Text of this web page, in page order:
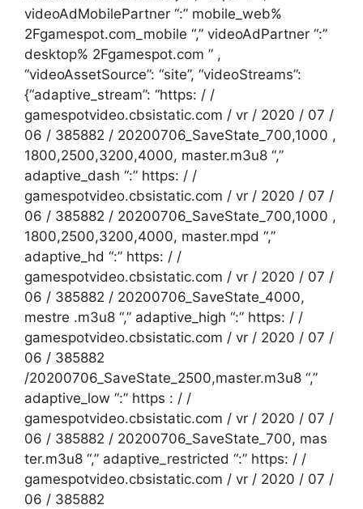
videoAdMobilePartner “:” mobile_web%
2Fgamespot.com_mobile “,” videoAdPartner “:”
desktop% 2Fgamespot.com ” ,
“videoAssetSource”: “site”, “videoStreams”:
{“adaptive_stream”: “https: / /
gamespotvideo.cbsistatic.com / vr / 2020 / 07 /
06 / 385882 / 20200706_SaveState_700,1000 ,
1800,2500,3200,4000, master.m3u8 “,”
adaptive_dash “:” https: / /
gamespotvideo.cbsistatic.com / vr / 2020 / 07 /
06 / 385882 / 20200706_SaveState_700,1000 ,
1800,2500,3200,4000, master.mpd “,”
adaptive_hd “:” https: / /
gamespotvideo.cbsistatic.com / vr / 2020 / 07 /
06 / 385882 / 20200706_SaveState_4000,
mestre .m3u8 “,” adaptive_high “:” https: / /
gamespotvideo.cbsistatic.com / vr / 2020 / 07 /
06 / 385882
/20200706_SaveState_2500,master.m3u8 “,”
adaptive_low “:” https : / /
gamespotvideo.cbsistatic.com / vr / 2020 / 07 /
06 / 385882 / 20200706_SaveState_700, mas
ter.m3u8 “,” adaptive_restricted “:” https: / /
gamespotvideo.cbsistatic.com / vr / 2020 / 07 /
06 / 385882